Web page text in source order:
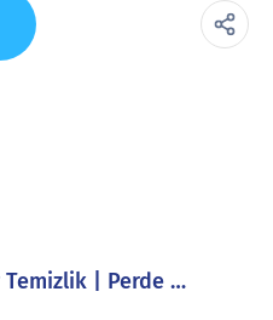
| Perde …